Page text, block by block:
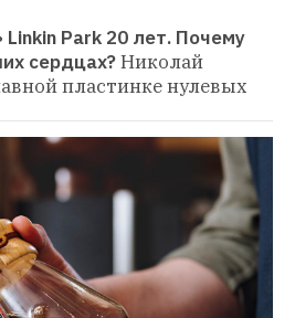
Park 20 лет. Почему
сердцах?Николай
пластинке нулевых